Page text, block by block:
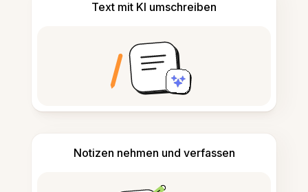
Text mit KI umschreiben
Notizen nehmen und verfassen